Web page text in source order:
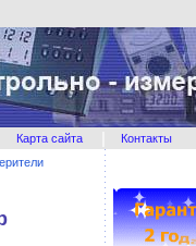
Карта сайта Контакты